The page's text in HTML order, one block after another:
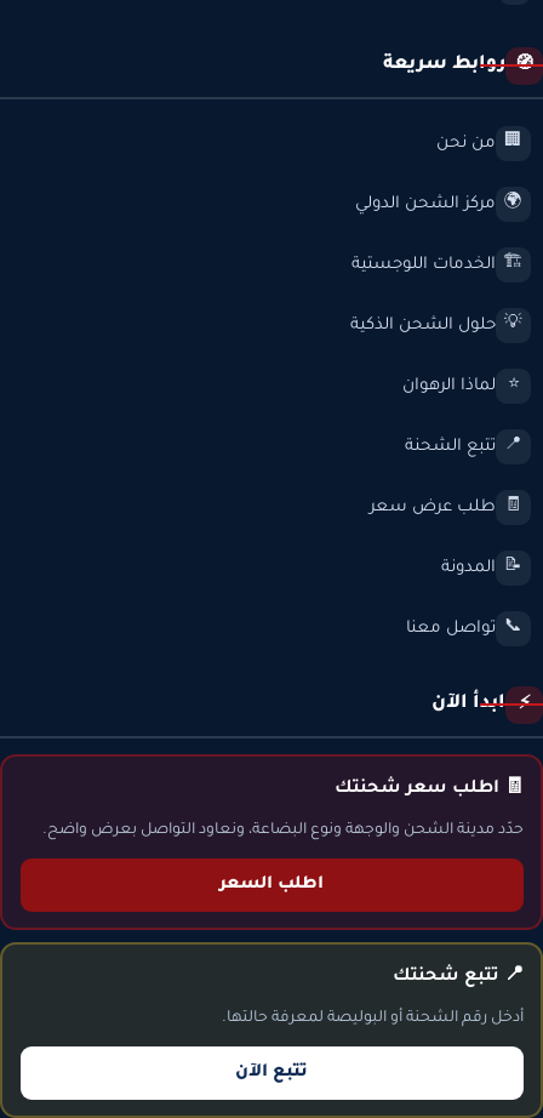
🧭 روابط سريعة
🏢 من نحن
🌍 مركز الشحن الدولي
🏗️ الخدمات اللوجستية
💡 حلول الشحن الذكية
⭐ لماذا الرهوان
📍 تتبع الشحنة
🧾 طلب عرض سعر
📝 المدونة
📞 تواصل معنا
⚡ ابدأ الآن
🧾 اطلب سعر شحنتك
حدّد مدينة الشحن والوجهة ونوع البضاعة، ونعاود التواصل بعرض واضح.
اطلب السعر
📍 تتبع شحنتك
أدخل رقم الشحنة أو البوليصة لمعرفة حالتها.
تتبع الآن